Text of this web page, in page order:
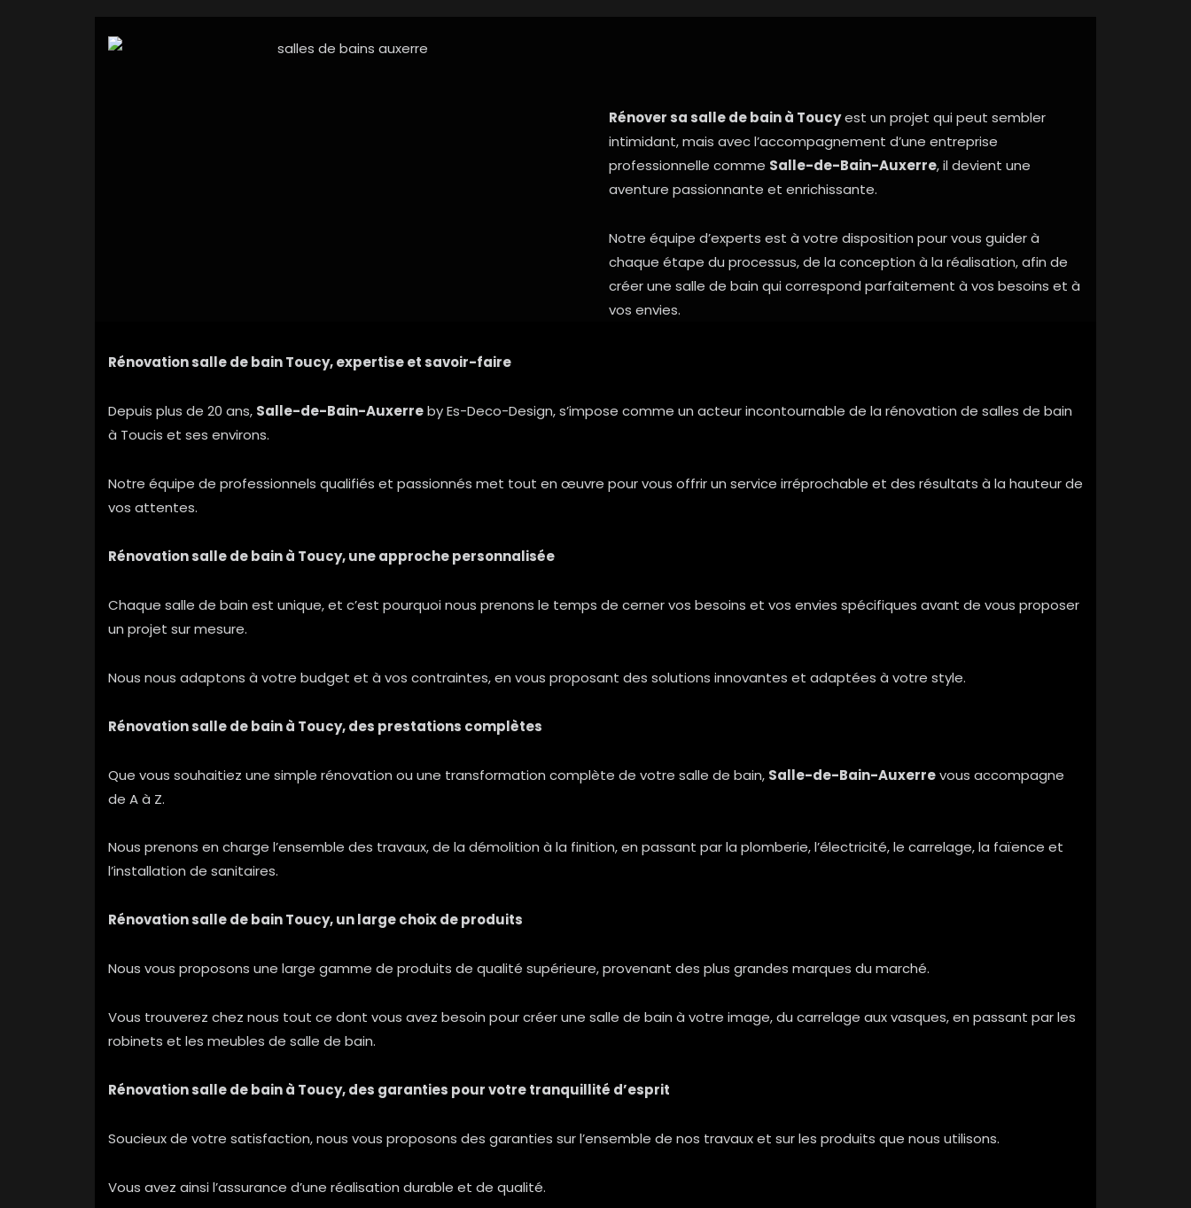
Rénover sa salle de bain à Toucyest un projet qui peut sembler
intimidant, mais avec l’accompagnement d’une entreprise
professionnelle comme Salle-de-Bain-Auxerre, il devient une
aventure passionnante et enrichissante.
Notre équipe d’experts est à votre disposition pour vous guider à
chaque étape du processus, de la conception à la réalisation, afin de
créer une salle de bain qui correspond parfaitement à vos besoins et à
vos envies.
Rénovation salle de bain Toucy, expertise et savoir-faire
Depuis plus de 20 ans, Salle-de-Bain-Auxerreby Es-Deco-Design, s’impose comme un acteur incontournable de la rénovation de salles de bain
à Toucis et ses environs.
Notre équipe de professionnels qualifiés et passionnés met tout en œuvre pour vous offrir un service irréprochable et des résultats à la hauteur de
vos attentes.
Rénovation salle de bain à Toucy, une approche personnalisée
Chaque salle de bain est unique, et c’est pourquoi nous prenons le temps de cerner vos besoins et vos envies spécifiques avant de vous proposer
un projet sur mesure.
Nous nous adaptons à votre budget et à vos contraintes, en vous proposant des solutions innovantes et adaptées à votre style.
Rénovation salle de bain à Toucy, des prestations complètes
Que vous souhaitiez une simple rénovation ou une transformation complète de votre salle de bain, Salle-de-Bain-Auxerrevous accompagne
de A à Z.
Nous prenons en charge l’ensemble des travaux, de la démolition à la finition, en passant par la plomberie, l’électricité, le carrelage, la faïence et
l’installation de sanitaires.
Rénovation salle de bain Toucy, un large choix de produits
Nous vous proposons une large gamme de produits de qualité supérieure, provenant des plus grandes marques du marché.
Vous trouverez chez nous tout ce dont vous avez besoin pour créer une salle de bain à votre image, du carrelage aux vasques, en passant par les
robinets et les meubles de salle de bain.
Rénovation salle de bain à Toucy, des garanties pour votre tranquillité d’esprit
Soucieux de votre satisfaction, nous vous proposons des garanties sur l’ensemble de nos travaux et sur les produits que nous utilisons.
Vous avez ainsi l’assurance d’une réalisation durable et de qualité.